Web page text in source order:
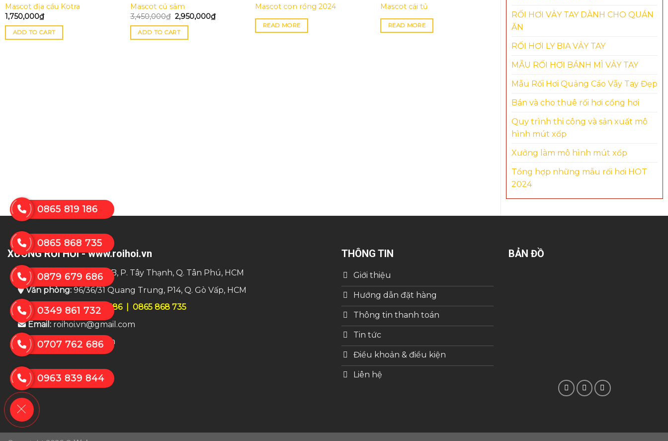
RỐI HƠI VẢY TAY DÀNH CHO QUÁN
ĂN
RỐI HƠI LY BIA VẢY TAY
MẪU RỐI HƠI BÁNH MÌ VẢY TAY
Mẫu Rối Hơi Quảng Cáo Vẫy Tay Đẹp
Bán và cho thuê rối hơi cổng hơi
Quy trình thi công và sản xuất mô
hình mút xốp
Xưởng làm mô hình mút xốp
Tổng hợp những mẫu rối hơi HOT
2024
Mascot địa cầu Kotra
1,750,000₫
ADD TO CART
Mascot củ sâm
3,450,000₫ 2,950,000₫
ADD TO CART
Mascot con rồng 2024
READ MORE
Mascot cái tủ
READ MORE
3,450,000₫ 2,950,000₫
XƯỞNG RỐI HƠI - www.roihoi.vn
Trụ sở:số 8 đường T4B, P. Tây Thạnh, Q. Tân Phú, HCM
Văn phòng:96/36/31 Quang Trung, P14, Q. Gò Vấp, HCM
Điện thoại:0865.922.186| 0865 868 735
Email:roihoi.vn@gmail.com
Website: www.roihoi.vn
THÔNG TIN
Giới thiệu
Hướng dẫn đặt hàng
Thông tin thanh toán
Tin tức
Điều khoản & điều kiện
Liên hệ
BẢN ĐỒ
0865 819 186
0865 868 735
0879 679 686
0349 861 732
0707 762 686
0963 839 844